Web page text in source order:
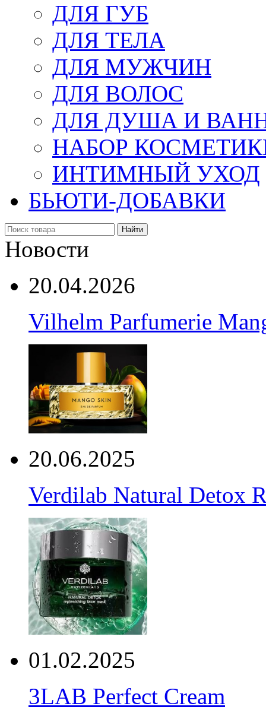
ДЛЯ ГУБ
ДЛЯ ТЕЛА
ДЛЯ МУЖЧИН
ДЛЯ ВОЛОС
ДЛЯ ДУША И
НАБОР
ИНТИМНЫЙ УХОД
БЬЮТИ-ДОБАВКИ
Найти
Новости
20.04.2026
Vilhelm Parfumerie
20.06.2025
Verdilab Natural Detox
01.02.2025
3LAB Perfect Cream